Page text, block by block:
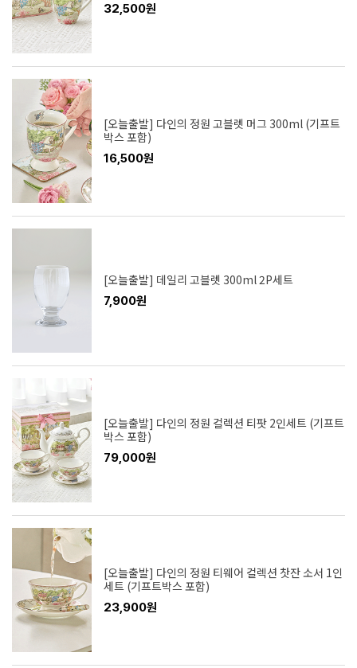
32,500원
[오늘출발] 다인의 정원 고블렛 머그 300ml (기프트
박스 포함)
16,500원
[오늘출발] 데일리 고블렛 300ml 2P세트
7,900원
[오늘출발] 다인의 정원 컬렉션 티팟 2인세트 (기프트
박스 포함)
79,000원
[오늘출발] 다인의 정원 티웨어 컬렉션 찻잔 소서 1인
세트 (기프트박스 포함)
23,900원